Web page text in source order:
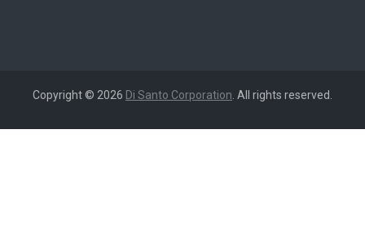
Copyright © 2026 Di Santo Corporation. All rights reserved.